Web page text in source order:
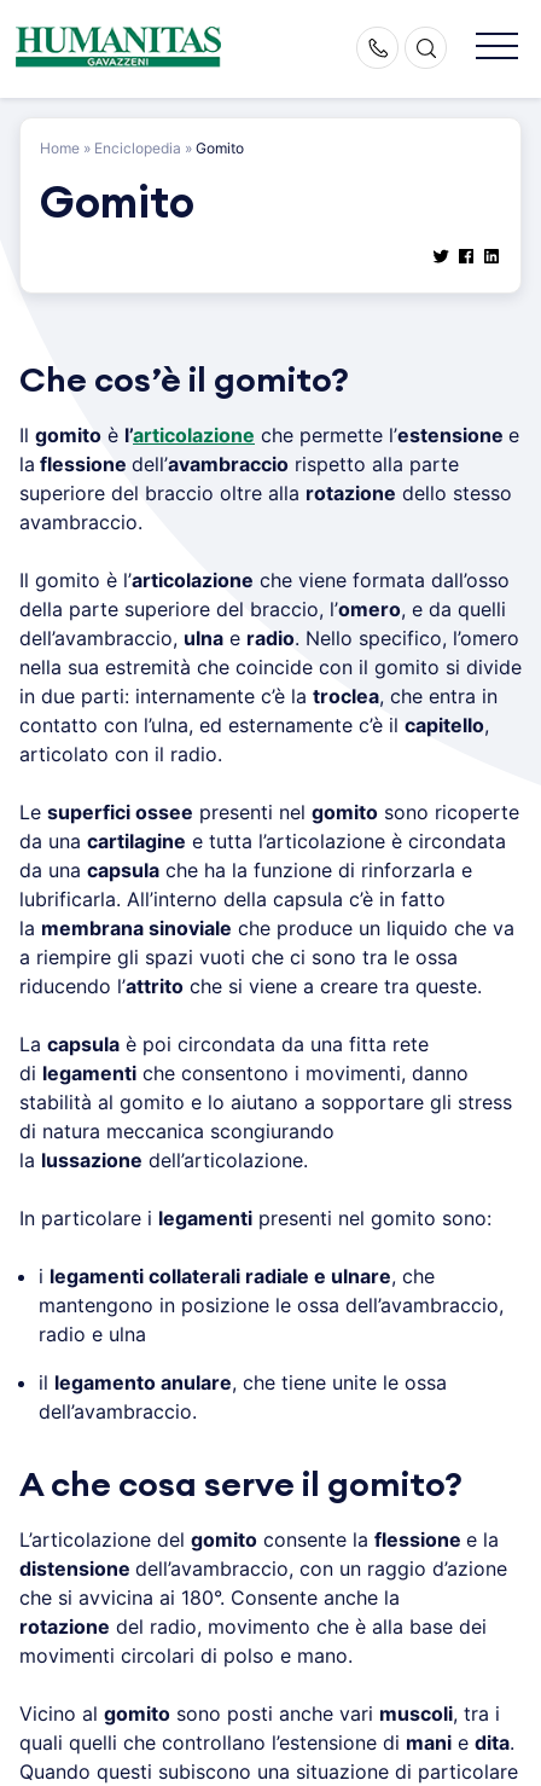
content
Home » Enciclopedia » Gomito
Gomito
Che cos’è il gomito?
Il gomito è l’articolazione che permette l’estensione e
la flessione dell’avambraccio rispetto alla parte
superiore del braccio oltre alla rotazione dello stesso
avambraccio.
Il gomito è l’articolazione che viene formata dall’osso
della parte superiore del braccio, l’omero, e da quelli
dell’avambraccio, ulna e radio. Nello specifico, l’omero
nella sua estremità che coincide con il gomito si divide
in due parti: internamente c’è la troclea, che entra in
contatto con l’ulna, ed esternamente c’è il capitello,
articolato con il radio.
Le superfici ossee presenti nel gomito sono ricoperte
da una cartilagine e tutta l’articolazione è circondata
da una capsula che ha la funzione di rinforzarla e
lubrificarla. All’interno della capsula c’è in fatto
la membrana sinoviale che produce un liquido che va
a riempire gli spazi vuoti che ci sono tra le ossa
riducendo l’attrito che si viene a creare tra queste.
La capsula è poi circondata da una fitta rete
di legamenti che consentono i movimenti, danno
stabilità al gomito e lo aiutano a sopportare gli stress
di natura meccanica scongiurando
la lussazione dell’articolazione.
In particolare i legamenti presenti nel gomito sono:
i legamenti collaterali radiale e ulnare, che
mantengono in posizione le ossa dell’avambraccio,
radio e ulna
il legamento anulare, che tiene unite le ossa
dell’avambraccio.
A che cosa serve il gomito?
L’articolazione del gomito consente la flessione e la
distensione dell’avambraccio, con un raggio d’azione
che si avvicina ai 180°. Consente anche la
rotazione del radio, movimento che è alla base dei
movimenti circolari di polso e mano.
Vicino al gomito sono posti anche vari muscoli, tra i
quali quelli che controllano l’estensione di mani e dita.
Quando questi subiscono una situazione di particolare